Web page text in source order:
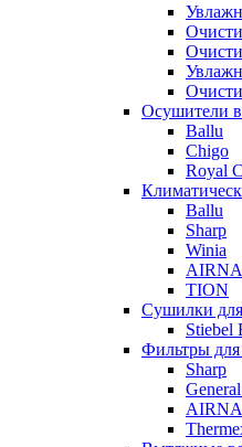
Осушители
Ballu
Chigo
Royal
Ballu
Sharp
Winia
TION
Сушилки
Stiebel
Фильтры для
Sharp